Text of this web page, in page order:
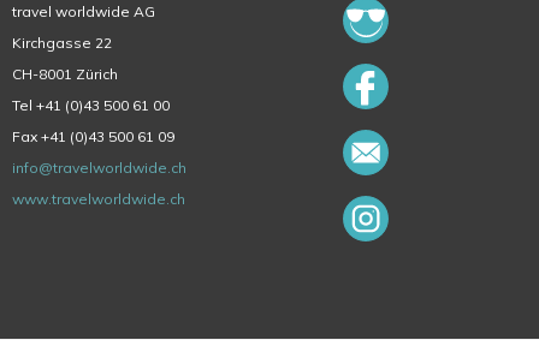
travel worldwide AG
Kirchgasse 22
CH-8001 Zürich
Tel +41 (0)43 500 61 00
Fax +41 (0)43 500 61 09
info@travelworldwide.ch
www.travelworldwide.ch